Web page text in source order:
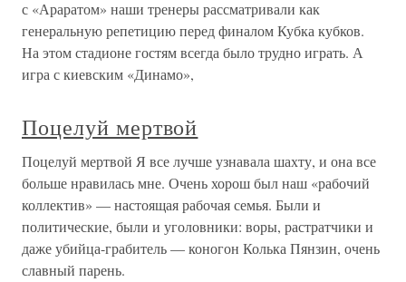
с «Араратом» наши тренеры рассматривали как
генеральную репетицию перед финалом Кубка кубков.
На этом стадионе гостям всегда было трудно играть. А
игра с киевским «Динамо»,
Поцелуй мертвой
Поцелуй мертвой Я все лучше узнавала шахту, и она все
больше нравилась мне. Очень хорош был наш «рабочий
коллектив» — настоящая рабочая семья. Были и
политические, были и уголовники: воры, растратчики и
даже убийца-грабитель — коногон Колька Пянзин, очень
славный парень.